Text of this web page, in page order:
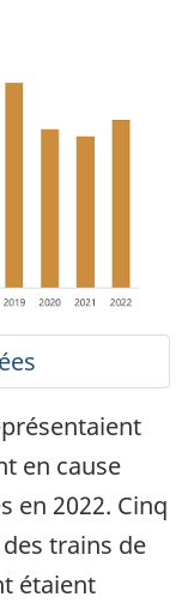
en cause
en 2022. Cinq
trains de
étaient